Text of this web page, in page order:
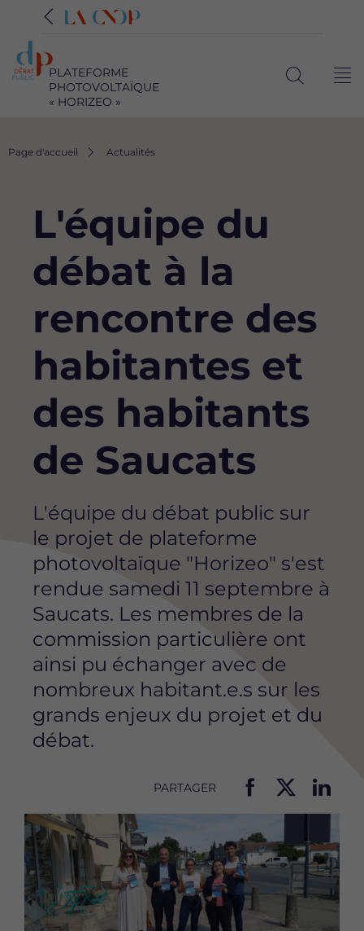
PLATEFORME
PHOTOVOLTAÏQUE
« HORIZEO »
Fil
Page d'accueil Actualités
L'équipe du
débat à la
rencontre des
habitantes et
des habitants
de Saucats
L'équipe du débat public sur
le projet de plateforme
photovoltaïque "Horizeo" s'est
rendue samedi 11 septembre à
Saucats. Les membres de la
commission particulière ont
ainsi pu échanger avec de
nombreux habitant.e.s sur les
grands enjeux du projet et du
débat.
PARTAGER
r
t
a
g
e
r
t
g
r
t
a
g
Image